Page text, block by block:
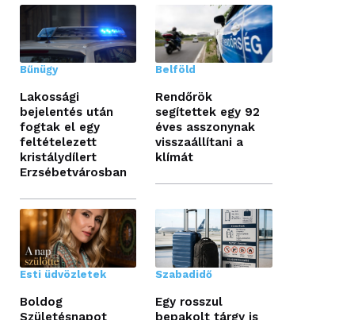
Bűnügy
Lakossági
bejelentés után
fogtak el egy
feltételezett
kristálydílert
Erzsébetvárosban
Belföld
Rendőrök
segítettek egy 92
éves asszonynak
visszaállítani a
klímát
Esti üdvözletek
Boldog
Születésnapot
Szabadidő
Egy rosszul
bepakolt tárgy is